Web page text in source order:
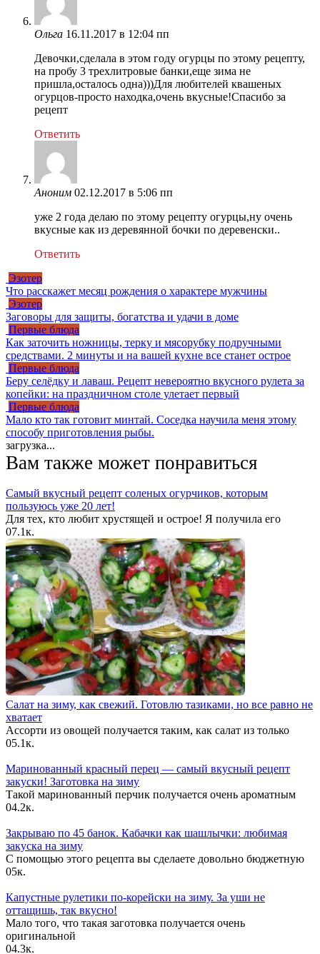
Ольга 16.11.2017 в 12:04 пп
Девочки,сделала в этом году огурцы по этому рецепту,
на пробу 3 трехлитровые банки,еще зима не
пришла,осталось одна)))Для любителей квашеных
огурцов-просто находка,очень вкусные!Спасибо за
рецепт
Ответить
Аноним 02.12.2017 в 5:06 пп
уже 2 года делаю по этому рецепту огурцы,ну очень
вкусные как из деревянной бочки по деревенски..
Ответить
Эзотер
Что расскажет месяц рождения о характере мужчины
Эзотер
Заговоры для защиты, богатства и удачи в доме
Первые блюда
Как заточить ножницы, терку и мясорубку подручными
средствами. 2 минуты и на вашей кухне все станет острое
Первые блюда
Беру селёдку и лаваш. Рецепт невероятно вкусного рулета за
копейки: на праздничном столе улетает первый
Первые блюда
Мало кто так готовит минтай. Соседка научила меня этому
способу приготовления рыбы.
загрузка...
Вам также может понравиться
Самый вкусный рецепт соленых огурчиков, которым
пользуюсь уже 20 лет!
Для тех, кто любит хрустящей и острое! Я получила его
07.1к.
Салат на зиму, как свежий. Готовлю тазиками, но все равно не
хватает
Ассорти из овощей получается таким, как салат из только
05.1к.
Маринованный красный перец — самый вкусный рецепт
закуски! Заготовка на зиму
Такой маринованный перчик получается очень ароматным
04.2к.
Закрываю по 45 банок. Кабачки как шашлычки: любимая
закуска на зиму
С помощью этого рецепта вы сделаете довольно бюджетную
05к.
Капустные рулетики по-корейски на зиму. За уши не
оттащишь, так вкусно!
Мало того, что такая заготовка получается очень
оригинальной
04.3к.